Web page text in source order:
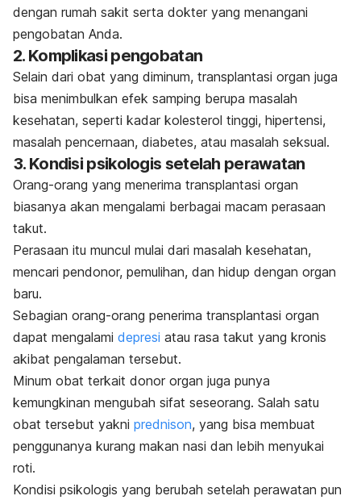
dengan rumah sakit serta dokter yang menangani
pengobatan Anda.
2. Komplikasi pengobatan
Selain dari obat yang diminum, transplantasi organ juga
bisa menimbulkan efek samping berupa masalah
kesehatan, seperti kadar kolesterol tinggi, hipertensi,
masalah pencernaan, diabetes, atau masalah seksual.
3. Kondisi psikologis setelah perawatan
Orang-orang yang menerima transplantasi organ
biasanya akan mengalami berbagai macam perasaan
takut.
Perasaan itu muncul mulai dari masalah kesehatan,
mencari pendonor, pemulihan, dan hidup dengan organ
baru.
Sebagian orang-orang penerima transplantasi organ
dapat mengalami depresi atau rasa takut yang kronis
akibat pengalaman tersebut.
Minum obat terkait donor organ juga punya
kemungkinan mengubah sifat seseorang. Salah satu
obat tersebut yakni prednison, yang bisa membuat
penggunanya kurang makan nasi dan lebih menyukai
roti.
Kondisi psikologis yang berubah setelah perawatan pun